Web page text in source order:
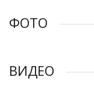
ФОТО
ВИДЕО